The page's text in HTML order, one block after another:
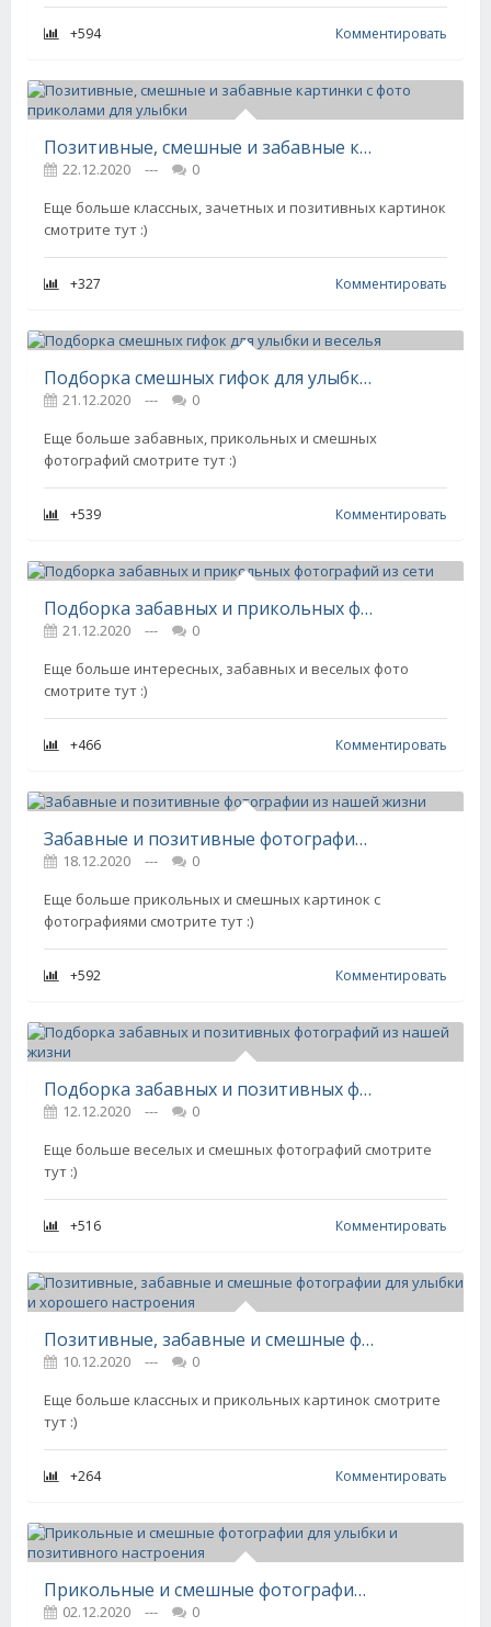
+594 Комментировать
Позитивные, смешные и забавные картинки с фото приколами для улыбки
22.12.2020 ---
0
Еще больше классных, зачетных и позитивных картинок
смотрите тут :)
+327 Комментировать
Подборка смешных гифок для улыбки и веселья
21.12.2020 ---
0
Еще больше забавных, прикольных и смешных
фотографий смотрите тут :)
+539 Комментировать
Подборка забавных и прикольных фотографий из сети
21.12.2020 ---
0
Еще больше интересных, забавных и веселых фото
смотрите тут :)
+466 Комментировать
Забавные и позитивные фотографии из нашей жизни
18.12.2020 ---
0
Еще больше прикольных и смешных картинок с
фотографиями смотрите тут :)
+592 Комментировать
Подборка забавных и позитивных фотографий из нашей жизни
12.12.2020 ---
0
Еще больше веселых и смешных фотографий смотрите
тут :)
+516 Комментировать
Позитивные, забавные и смешные фотографии для улыбки и хорошего настроения
10.12.2020 ---
0
Еще больше классных и прикольных картинок смотрите
тут :)
+264 Комментировать
Прикольные и смешные фотографии для улыбки и позитивного настроения
02.12.2020 --- 0